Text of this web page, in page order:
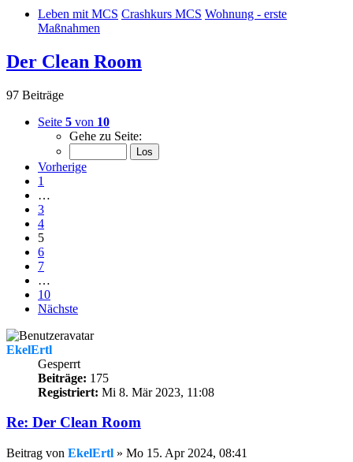
Leben mit MCS Crashkurs MCS Wohnung - erste
Maßnahmen
Der Clean Room
97 Beiträge
Seite 5 von 10
Gehe zu Seite:
Vorherige
1
…
3
4
5
6
7
…
10
Nächste
EkelErtl
Gesperrt
Beiträge: 175
Registriert: Mi 8. Mär 2023, 11:08
Re: Der Clean Room
Beitrag von EkelErtl » Mo 15. Apr 2024, 08:41